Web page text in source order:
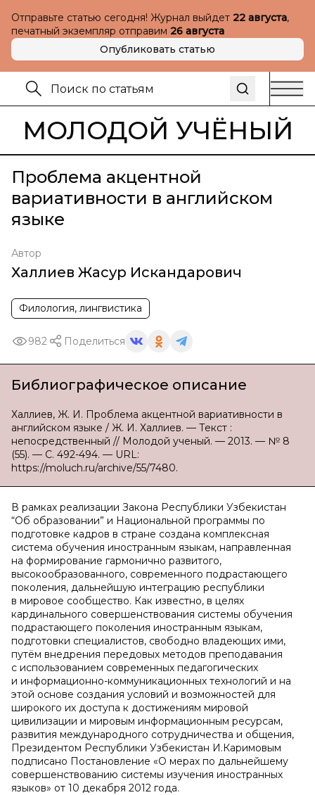
Отправьте статью сегодня! Журнал выйдет 22 августа,
печатный экземпляр отправим 26 августа
Опубликовать статью
МОЛОДОЙ УЧЁНЫЙ
Проблема акцентной
вариативности в английском
языке
Автор
Халлиев Жасур Искандарович
Филология, лингвистика
982 Поделиться
Библиографическое описание
Халлиев, Ж. И. Проблема акцентной вариативности в
английском языке / Ж. И. Халлиев. — Текст :
непосредственный // Молодой ученый. — 2013. — № 8
(55). — С. 492-494. — URL:
https://moluch.ru/archive/55/7480.
В рамках реализации Закона Республики Узбекистан
“Об образовании” и Национальной программы по
подготовке кадров в стране создана комплексная
система обучения иностранным языкам, направленная
на формирование гармонично развитого,
высокообразованного, современного подрастающего
поколения, дальнейшую интеграцию республики
в мировое сообщество. Как известно, в целях
кардинального совершенствования системы обучения
подрастающего поколения иностранным языкам,
подготовки специалистов, свободно владеющих ими,
путём внедрения передовых методов преподавания
с использованием современных педагогических
и информационно-коммуникационных технологий и на
этой основе создания условий и возможностей для
широкого их доступа к достижениям мировой
цивилизации и мировым информационным ресурсам,
развития международного сотрудничества и общения,
Президентом Республики Узбекистан И.Каримовым
подписано Постановление «О мерах по дальнейшему
совершенствованию системы изучения иностранных
языков» от 10 декабря 2012 года.